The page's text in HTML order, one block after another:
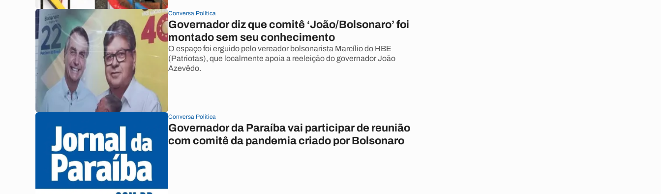
Conversa Política
Governador diz que comitê ‘João/Bolsonaro’ foi
montado sem seu conhecimento
O espaço foi erguido pelo vereador bolsonarista Marcílio do HBE
(Patriotas), que localmente apoia a reeleição do governador João
Azevêdo.
Conversa Política
Governador da Paraíba vai participar de reunião
com comitê da pandemia criado por Bolsonaro